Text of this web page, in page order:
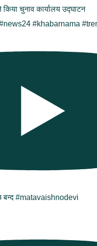
चुनाव कार्यालय उद्घाटन
#khabarnama
बन्द #matavaishnodevi